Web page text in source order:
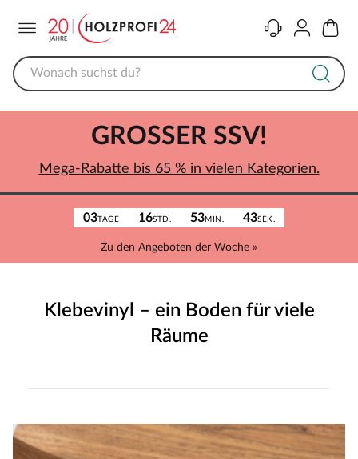
KontaktKonto
03TAGE 16STD. 53MIN. 43SEK.
Zu den Angeboten der Woche »
GROSSER SSV!
Mega-Rabatte bis 65 % in vielen Kategorien.
Klebevinyl – ein Boden für viele
Räume